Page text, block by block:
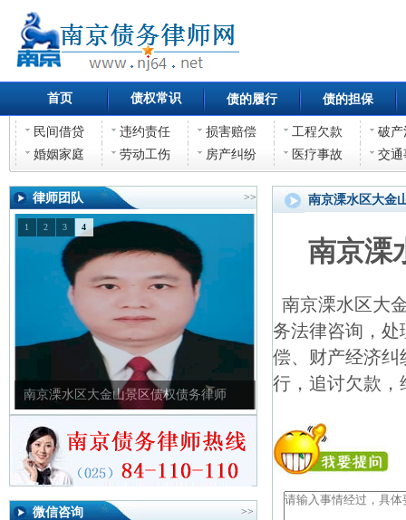
首页 债权常识 债的履行 债的担保
民间借贷 违约责任 损害赔偿 工程欠款
破产
婚姻家庭
劳动工伤 房产纠纷 医疗事故 交通
律师团队 >>
南京溧水区大金山景区债权债务律师
1 2 3 4
微信咨询 >>
南京溧水区大金
南京溧
南京溧水区大
务法律咨询，处
偿、财产经济纠
行，追讨欠款，